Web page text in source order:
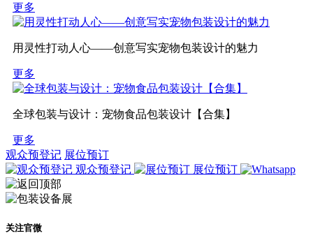
更多
用灵性打动人心——创意写实宠物包装设计的魅力
更多
全球包装与设计：宠物食品包装设计【合集】
更多
观众预登记 展位预订
观众预登记
展位预订
关注官微